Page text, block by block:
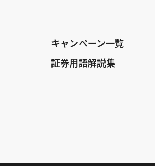
キャンペーン一覧
証券用語解説集